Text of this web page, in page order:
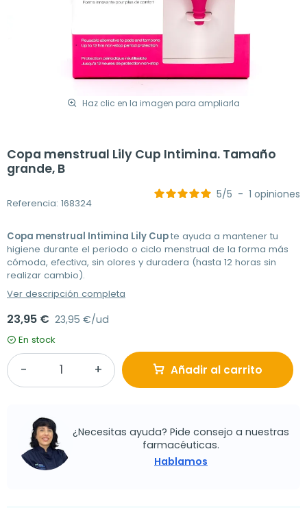
Haz clic en la imagen para ampliarla
Copa menstrual Lily Cup Intimina. Tamaño
grande, B
Referencia: 168324
5/5 - 1 opiniones
Copa menstrual Intimina Lily Cupte ayuda a mantener tu
higiene durante el periodo o ciclo menstrual de la forma más
cómoda, efectiva, sin olores y duradera (hasta 12 horas sin
realizar cambio).
Ver descripción completa
23,95 € 23,95 €/ud
En stock
Añadir al carrito
¿Necesitas ayuda? Pide consejo a nuestras
farmacéuticas.
Hablamos